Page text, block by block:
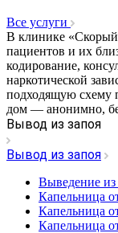
Все услуги
В клинике «Скорый
пациентов и их
кодирование,
наркотической
подходящую схему
дом — анонимно,
Вывод из запоя
Вывод из запоя
Выведение из
Капельница
Капельница
Капельница